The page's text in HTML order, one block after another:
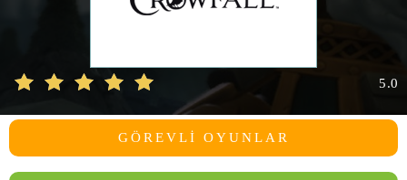
5.0
GÖREVLI OYUNLAR